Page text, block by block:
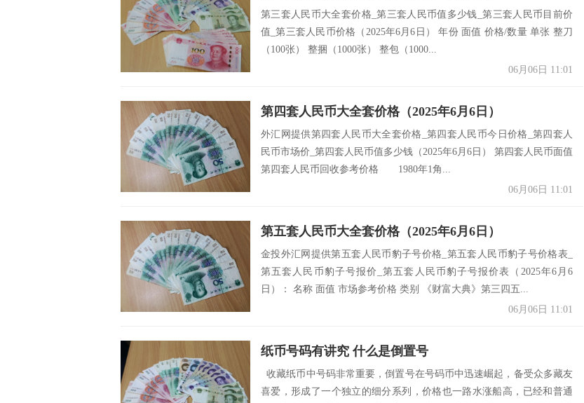
第三套人民币大全套价格_第三套人民币值多少钱_第三套人民币目前价
值_第三套人民币价格（2025年6月6日） 年份 面值 价格/数量 单张 整刀
（100张） 整捆（1000张） 整包（1000...
06月06日 11:01
第四套人民币大全套价格（2025年6月6日）
外汇网提供第四套人民币大全套价格_第四套人民币今日价格_第四套人
民币市场价_第四套人民币值多少钱（2025年6月6日） 第四套人民币面值
第四套人民币回收参考价格 1980年1角...
06月06日 11:01
第五套人民币大全套价格（2025年6月6日）
金投外汇网提供第五套人民币豹子号价格_第五套人民币豹子号价格表_
第五套人民币豹子号报价_第五套人民币豹子号报价表（2025年6月6
日）： 名称 面值 市场参考价格 类别 《财富大典》第三四五...
06月06日 11:01
纸币号码有讲究 什么是倒置号
收藏纸币中号码非常重要，倒置号在号码币中迅速崛起，备受众多藏友
喜爱，形成了一个独立的细分系列，价格也一路水涨船高，已经和普通